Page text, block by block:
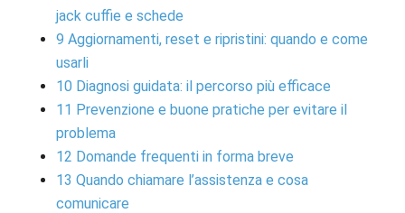
jack cuffie e schede
9 Aggiornamenti, reset e ripristini: quando e come
usarli
10 Diagnosi guidata: il percorso più efficace
11 Prevenzione e buone pratiche per evitare il
problema
12 Domande frequenti in forma breve
13 Quando chiamare l’assistenza e cosa
comunicare